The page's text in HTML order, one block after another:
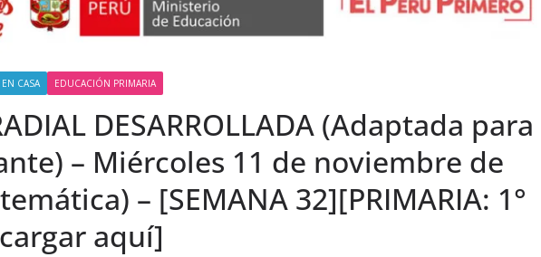
CASA EDUCACIÓN PRIMARIA
DESARROLLADA (Adaptada para
– Miércoles 11 de noviembre de
– [SEMANA 32][PRIMARIA: 1°
aquí]